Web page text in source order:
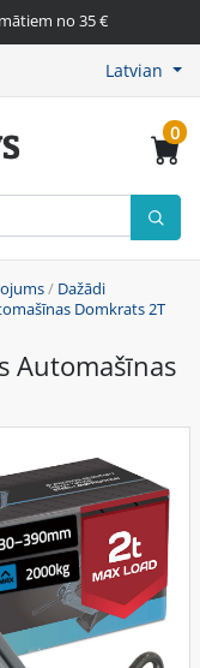
no 35 €
Latvian
0
/ Dažādi
Domkrats 2T
Automašīnas